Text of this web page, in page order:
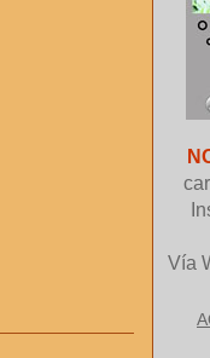
Vía